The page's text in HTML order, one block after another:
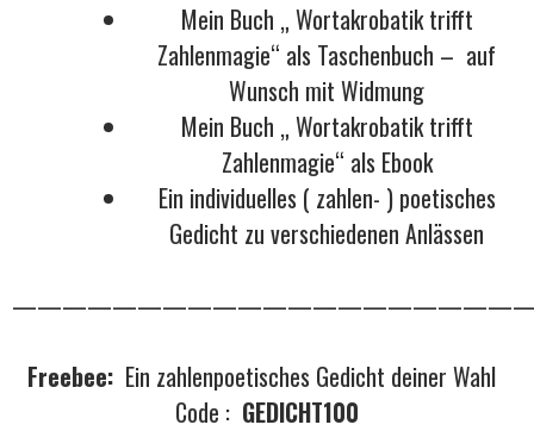
Mein Buch „ Wortakrobatik trifft
Zahlenmagie“ als Taschenbuch – auf
Wunsch mit Widmung
Mein Buch „ Wortakrobatik trifft
Zahlenmagie“ als Ebook
Ein individuelles ( zahlen- ) poetisches
Gedicht zu verschiedenen Anlässen
Freebee: Ein zahlenpoetisches Gedicht deiner Wahl
Code : GEDICHT100